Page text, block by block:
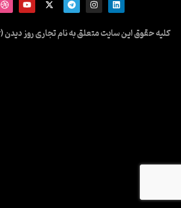
کلیه حقوق این سایت متعلق به نام تجاری روز دیدن (SeenDay) می‌باشد.